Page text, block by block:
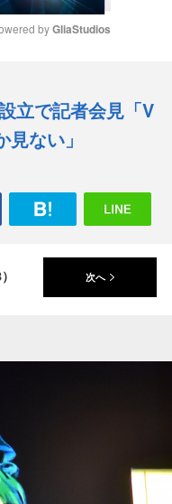
t
e
by GliaStudios
立で記者会見「V
ない」
次へ